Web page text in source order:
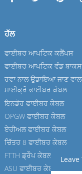
ਹੱਲ
ਫਾਈਬਰ ਆਪਟਿਕ ਕਲੈਂਪਸ
ਫਾਈਬਰ ਆਪਟਿਕ ਵੰਡ ਬਾਕਸ
ਹਵਾ ਨਾਲ ਉਡਾਇਆ ਜਾਣ
ਮਾਈਕ੍ਰੋ ਫਾਈਬਰ ਕੇਬਲ
ਇਨਡੋਰ ਫਾਈਬਰ ਕੇਬਲ
OPGW ਫਾਈਬਰ ਕੇਬਲ
ਏਰੀਅਲ ਫਾਈਬਰ ਕੇਬਲ
ਚਿੱਤਰ 8 ਫਾਈਬਰ ਕੇਬਲ
FTTH ਡ੍ਰੌਪ ਕੇਬਲ
ASU ਫਾਈਬਰ ਕੇਬਲ